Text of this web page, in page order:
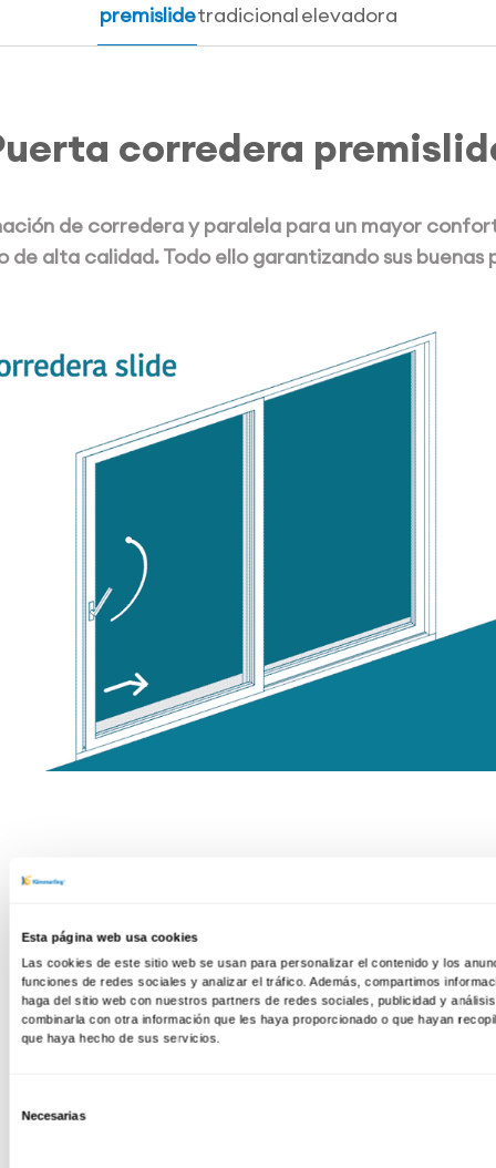
Esta página web usa cookies
Las cookies de este sitio web se usan para personalizar el contenido y los
funciones de redes sociales y analizar el tráfico. Además, compartimos
haga del sitio web con nuestros partners de redes sociales, publicidad y
combinarla con otra información que les haya proporcionado o que hayan
que haya hecho de sus servicios.
Necesarias
premislidetradicionalelevadora
corredera
de corredera y paralela para un mayor
de alta calidad. Todo ello garantizando sus buenas